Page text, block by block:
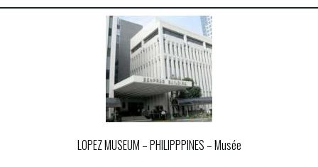
LOPEZ MUSEUM –PHILIPPPINES – Musée